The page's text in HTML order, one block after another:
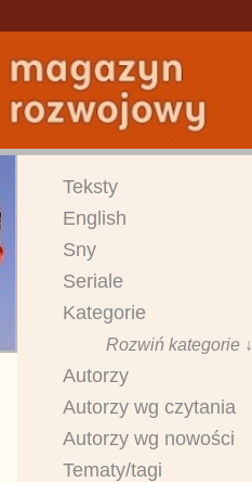
Teksty
English
Sny
Seriale
Kategorie
Rozwiń kategorie ↓
Autorzy
Autorzy wg czytania
Autorzy wg nowości
Tematy/tagi